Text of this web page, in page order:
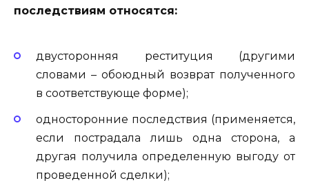
последствиям относятся:
двусторонняя реституция (другими
словами – обоюдный возврат полученного
в соответствующе форме);
односторонние последствия (применяется,
если пострадала лишь одна сторона, а
другая получила определенную выгоду от
проведенной сделки);